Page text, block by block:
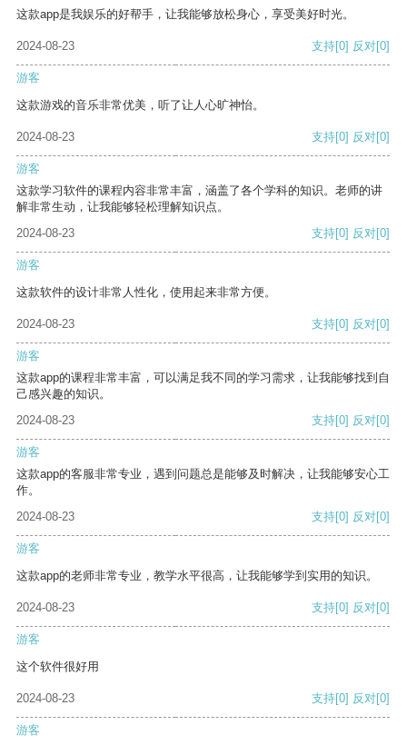
这款app是我娱乐的好帮手，让我能够放松身心，享受美好时光。
2024-08-23 支持[0] 反对[0]
游客
这款游戏的音乐非常优美，听了让人心旷神怡。
2024-08-23 支持[0] 反对[0]
游客
这款学习软件的课程内容非常丰富，涵盖了各个学科的知识。老师的讲
解非常生动，让我能够轻松理解知识点。
2024-08-23
支持[0] 反对[0]
游客
这款软件的设计非常人性化，使用起来非常方便。
2024-08-23 支持[0] 反对[0]
游客
这款app的课程非常丰富，可以满足我不同的学习需求，让我能够找到自
己感兴趣的知识。
2024-08-23
支持[0] 反对[0]
游客
这款app的客服非常专业，遇到问题总是能够及时解决，让我能够安心工
作。
2024-08-23
支持[0] 反对[0]
游客
这款app的老师非常专业，教学水平很高，让我能够学到实用的知识。
2024-08-23 支持[0] 反对[0]
游客
这个软件很好用
2024-08-23 支持[0] 反对[0]
游客